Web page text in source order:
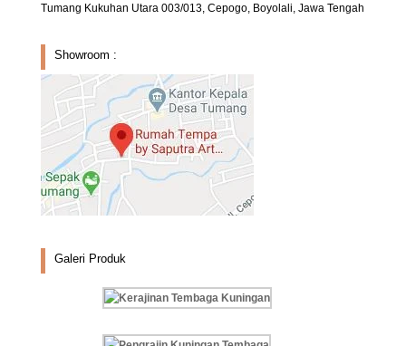
Tumang Kukuhan Utara 003/013, Cepogo, Boyolali, Jawa Tengah
Showroom :
Galeri Produk